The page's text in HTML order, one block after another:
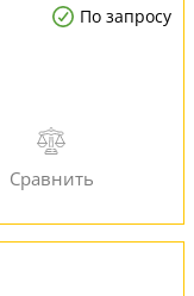
По запросу